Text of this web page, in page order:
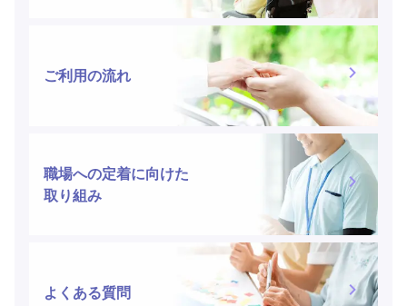
ご利用の流れ
職場への定着に向けた
取り組み
よくある質問